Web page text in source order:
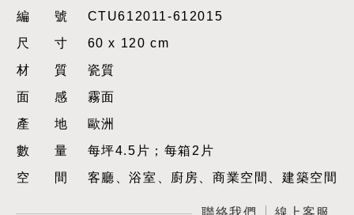
編號CTU612011-612015
尺寸60 x 120 cm
材質瓷質
面感霧面
產地歐洲
數量每坪4.5片；每箱2片
空間客廳、浴室、廚房、商業空間、建築空間